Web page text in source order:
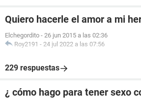
Quiero hacerle el amor a mi
Elchegordito - 26 jun 2015 a las 02:36
Roy2191 - 24 jul 2022 a las 07:56
229 respuestas
¿ cómo hago para tener sexo